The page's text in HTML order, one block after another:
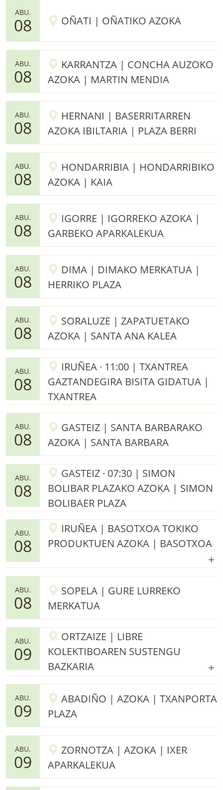
ABU.
08 OÑATI | OÑATIKO AZOKA
ABU.
08
KARRANTZA | CONCHA AUZOKO
AZOKA | MARTIN MENDIA
ABU.
08
HERNANI | BASERRITARREN
AZOKA IBILTARIA | PLAZA BERRI
ABU.
08
HONDARRIBIA | HONDARRIBIKO
AZOKA | KAIA
ABU.
08
IGORRE | IGORREKO AZOKA |
GARBEKO APARKALEKUA
ABU.
08
DIMA | DIMAKO MERKATUA |
HERRIKO PLAZA
ABU.
08
SORALUZE | ZAPATUETAKO
AZOKA | SANTA ANA KALEA
ABU.
08
IRUÑEA · 11:00 | TXANTREA
GAZTANDEGIRA BISITA GIDATUA |
TXANTREA
ABU.
08
GASTEIZ | SANTA BARBARAKO
AZOKA | SANTA BARBARA
ABU.
08
GASTEIZ · 07:30 | SIMON
BOLIBAR PLAZAKO AZOKA | SIMON
BOLIBAER PLAZA
ABU.
08
IRUÑEA | BASOTXOA TOKIKO
PRODUKTUEN AZOKA | BASOTXOA
ABU.
08
SOPELA | GURE LURREKO
MERKATUA
ABU.
09
ORTZAIZE | LIBRE
KOLEKTIBOAREN SUSTENGU
BAZKARIA
ABU.
09
ABADIÑO | AZOKA | TXANPORTA
PLAZA
ABU.
09
ZORNOTZA | AZOKA | IXER
APARKALEKUA